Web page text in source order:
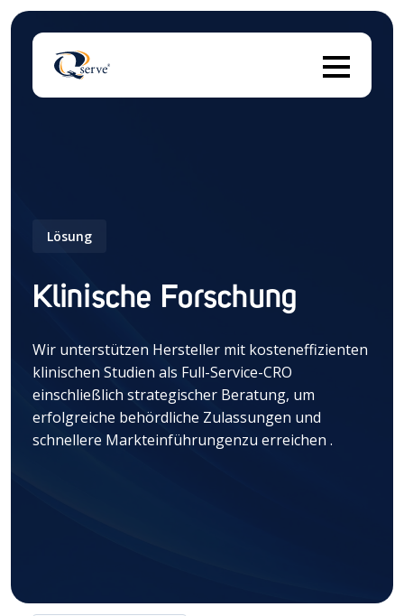
Es gibt keine Vorschläge, da das Suchfeld leer ist.
Lösung
Klinische Forschung
Wir unterstützen Hersteller mit kosteneffizienten
klinischen Studien als Full-Service-CRO
einschließlich strategischer Beratung, um
erfolgreiche behördliche Zulassungen und
schnellere Markteinführungenzu erreichen .